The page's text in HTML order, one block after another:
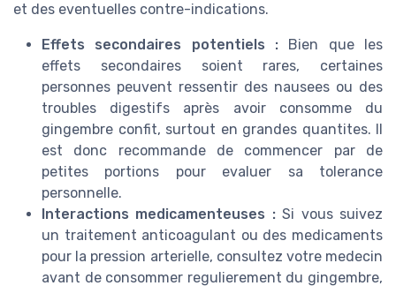
et des eventuelles contre-indications.
Effets secondaires potentiels : Bien que les
effets secondaires soient rares, certaines
personnes peuvent ressentir des nausees ou des
troubles digestifs après avoir consomme du
gingembre confit, surtout en grandes quantites. Il
est donc recommande de commencer par de
petites portions pour evaluer sa tolerance
personnelle.
Interactions medicamenteuses :Si vous suivez
un traitement anticoagulant ou des medicaments
pour la pression arterielle, consultez votre medecin
avant de consommer regulierement du gingembre,